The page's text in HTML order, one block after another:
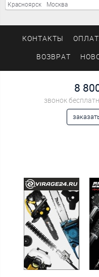
Красноярск Москва
КОНТАКТЫ
ВОЗВРАТ
8
звонок